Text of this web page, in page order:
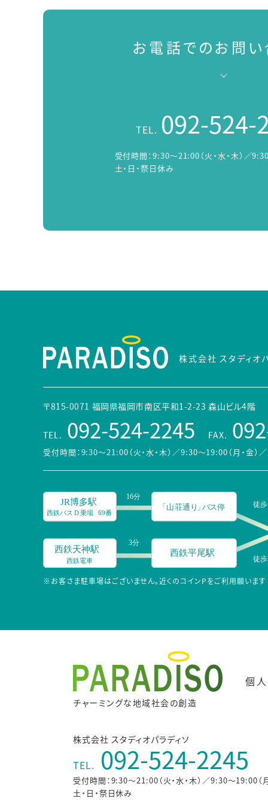
お電話でのお問
TEL. 092-524-
受付時間：9:30～21:00（火・水・木）／
土・日・祭日休み
株式会社 スタディオ
〒815-0071 福岡県福岡市南区平和1-2-23 森山ビル4階
TEL. 092-524-2245 FAX.
受付時間：9:30～21:00（火・水・木）／9:30～19:00（月・金）
※お客さま駐車場はございません。近くのコインPをご利用願います
チャーミングな地域社会の創造
個
株式会社 スタディオパラディソ
TEL. 092-524-2245
受付時間：9:30～21:00（火・水・木）／9:30～19:00（
土・日・祭日休み